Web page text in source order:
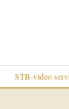
STB-video